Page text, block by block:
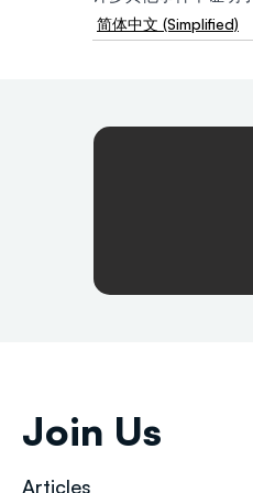
简体中文 (Simplified)
Join Us
Articles